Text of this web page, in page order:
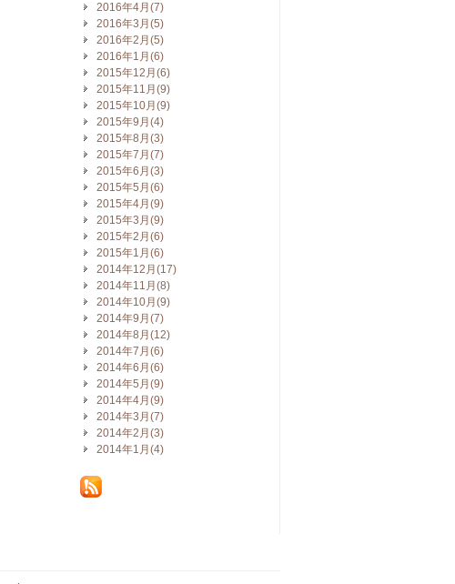
2016年4月(7)
2016年3月(5)
2016年2月(5)
2016年1月(6)
2015年12月(6)
2015年11月(9)
2015年10月(9)
2015年9月(4)
2015年8月(3)
2015年7月(7)
2015年6月(3)
2015年5月(6)
2015年4月(9)
2015年3月(9)
2015年2月(6)
2015年1月(6)
2014年12月(17)
2014年11月(8)
2014年10月(9)
2014年9月(7)
2014年8月(12)
2014年7月(6)
2014年6月(6)
2014年5月(9)
2014年4月(9)
2014年3月(7)
2014年2月(3)
2014年1月(4)